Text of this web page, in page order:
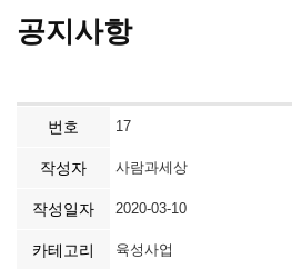
공지사항
번호 17
작성자 사람과세상
작성일자 2020-03-10
카테고리 육성사업